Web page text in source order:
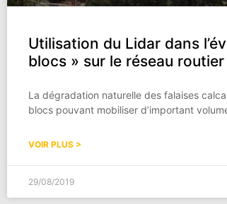
Utilisation du Lidar dans
blocs » sur le réseau routier
La dégradation naturelle des falaises
blocs pouvant mobiliser d’important
VOIR PLUS >
29/08/2019